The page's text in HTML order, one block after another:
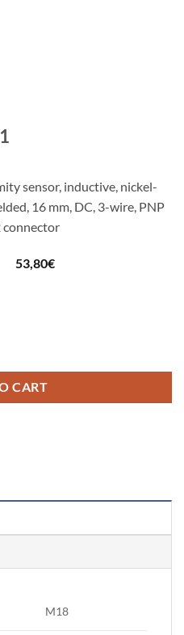
sensor, inductive, nickel-
16 mm, DC, 3-wire, PNP
connector
53,80€
CART
M18